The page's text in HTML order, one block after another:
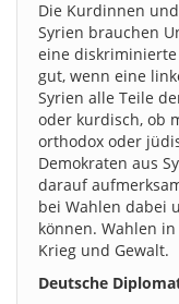
Die Kurdinnen
Syrien brauchen
eine diskriminierte
gut, wenn eine
Syrien alle Teile
oder kurdisch, ob
orthodox oder
Demokraten aus
darauf
bei Wahlen dabei
können. Wahlen
Krieg und Gewalt.
Deutsche